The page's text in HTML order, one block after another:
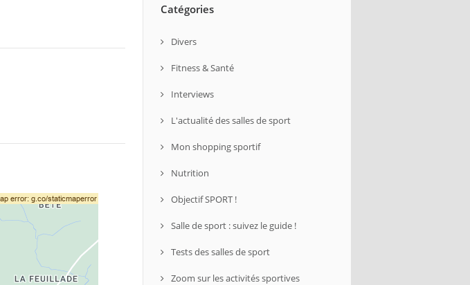
Catégories
Divers
Fitness & Santé
Interviews
L'actualité des salles de sport
Mon shopping sportif
Nutrition
Objectif SPORT !
Salle de sport : suivez le guide !
Tests des salles de sport
Zoom sur les activités sportives